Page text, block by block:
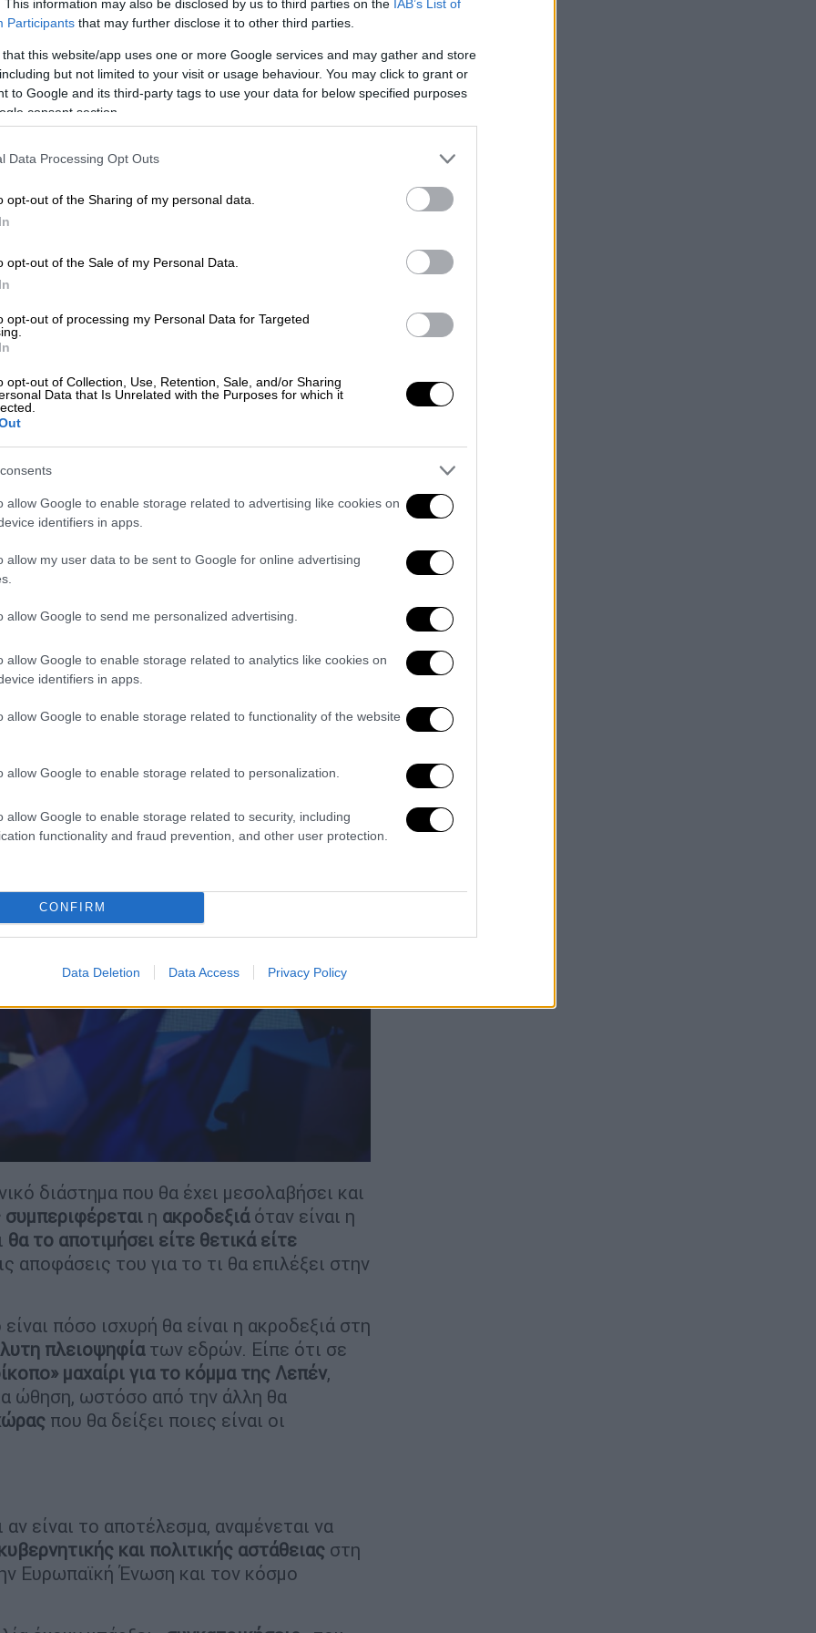
This information may also be disclosed by us to third parties on the IAB’s List of
Participants that may further disclose it to other third parties.
that this website/app uses one or more Google services and may gather and store
but not limited to your visit or usage behaviour. You may click to grant or
to Google and its third-party tags to use your data for below specified purposes
consent section.
Data Processing Opt Outs
opt-out of the Sharing of my personal data.
opt-out of the Sale of my Personal Data.
opt-out of processing my Personal Data for Targeted
opt-out of Collection, Use, Retention, Sale, and/or Sharing
Data that Is Unrelated with the Purposes for which it
allow Google to enable storage related to advertising like cookies on
identifiers in apps.
allow my user data to be sent to Google for online advertising
allow Google to send me personalized advertising.
allow Google to enable storage related to analytics like cookies on
identifiers in apps.
allow Google to enable storage related to functionality of the website
allow Google to enable storage related to personalization.
allow Google to enable storage related to security, including
functionality and fraud prevention, and other user protection.
CONFIRM
Data Deletion Data Access Privacy Policy
τηςΜαρίν Λεπένέχει ξεκινήσει ναχτίζει
εισοδηματικών στρωμάτων,
κατηγορία των
με τον κ. Ρούσσο δείχνει την
την πλειοψηφία το κόμμα της
οι πολιτικές δυνάμεις είναι
απόλυτη πλειοψηφία στη Βουλή
εντολή σχηματισμού κυβέρνησης σε
από την πλευρά τουΕθνικού Μετώπου.
πολύ δύσκολο να διαμορφωθεί μία
τη Βουλή έχοντας την απόλυτη
πολύ δύσκολο το άθροισμα των εδρών
του Μακρόν να είναι τέτοιο ώστε
είπε ο ίδιος.
τις προεδρικές εκλογές και τόνισε ότι
διάστημα που θα έχει μεσολαβήσει και
η ακροδεξιάόταν είναι η
θα το αποτιμήσει είτε θετικά είτε
αποφάσεις του για το τι θα επιλέξει στην
πόσο ισχυρή θα είναι η ακροδεξιά στη
πλειοψηφίατων εδρών. Είπε ότι σε
μαχαίρι για το κόμμα της Λεπέν,
ώθηση, ωστόσο από την άλλη θα
που θα δείξει ποιες είναι οι
είναι το αποτέλεσμα, αναμένεται να
και πολιτικής αστάθειας στη
Ευρωπαϊκή Ένωση και τον κόσμο